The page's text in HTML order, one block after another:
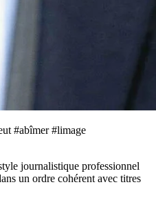
#abîmer #limage
journalistique professionnel
un ordre cohérent avec titres